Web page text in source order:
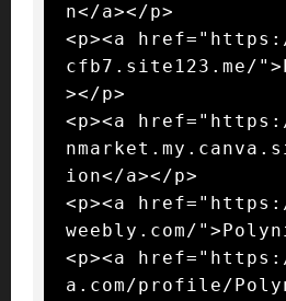
n</a></p>
<p><a
cfb7.site123.me/
></p>
<p><a
ion</a></p>
<p><a
weebly.com/
<p><a
a.com/profile/